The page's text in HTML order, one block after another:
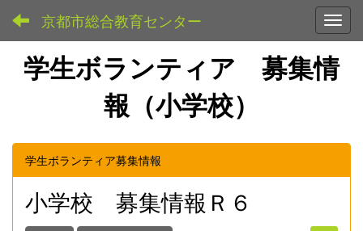
京都市総合教育センター
学生ボランティア 募集情
報（小学校）
学生ボランティア募集情報
小学校 募集情報Ｒ６